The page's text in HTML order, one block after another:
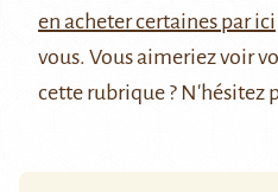
en acheter certaines par ici
vous. Vous aimeriez voir
cette rubrique ? N'hésitez